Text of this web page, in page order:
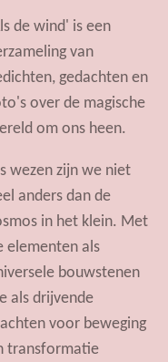
de wind' is een
van
gedachten en
over de magische
om ons heen.
wezen zijn we niet
anders dan de
in het klein. Met
elementen als
bouwstenen
als drijvende
voor beweging
transformatie